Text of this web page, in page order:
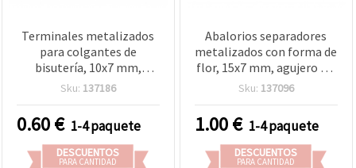
Terminales metalizados
para colgantes de
bisutería, 10x7 mm,
agujero 2 mm, tono plata
Sku: 137186
0.60€ 1-4 paquete
DESCUENTOS
PARA CANTIDAD
Abalorios separadores
metalizados con forma de
flor, 15x7 mm, agujero 2,5
mm, color plata, 20 g
pulseras, collares y
manualidades DIY
Sku: 137096
1.00€ 1-4 paquete
DESCUENTOS
PARA CANTIDAD